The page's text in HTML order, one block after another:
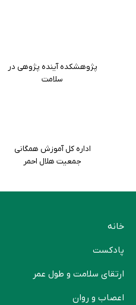
پژوهشکده آینده پژوهی در
سلامت
اداره کل آموزش همگانی
جمعیت هلال احمر
خانه
پادکست
ارتقای سلامت و طول عمر
اعصاب و روان